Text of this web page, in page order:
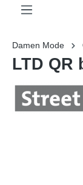
Damen Mode
LTD QR